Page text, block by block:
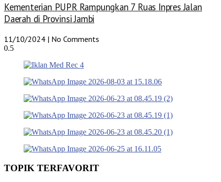
Kementerian PUPR Rampungkan 7 Ruas Inpres Jalan
Daerah di Provinsi Jambi
11/10/2024 No Comments
TOPIK TERFAVORIT